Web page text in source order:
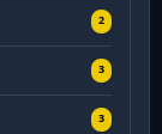
2
3
3